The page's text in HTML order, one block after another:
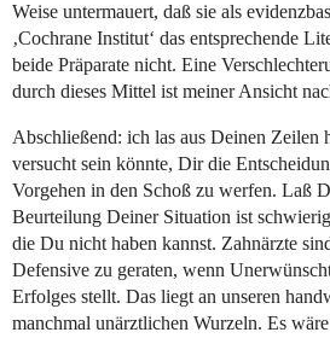
Weise untermauert, daß sie als
‚Cochrane Institut‘ das entsprechende
beide Präparate nicht. Eine
durch dieses Mittel ist meiner Ansicht
Abschließend: ich las aus Deinen Zeilen
versucht sein könnte, Dir die
Vorgehen in den Schoß zu werfen. Laß
Beurteilung Deiner Situation ist
die Du nicht haben kannst. Zahnärzte
Defensive zu geraten, wenn
Erfolges stellt. Das liegt an unseren
manchmal unärztlichen Wurzeln. Es